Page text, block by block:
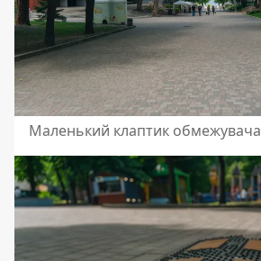
Маленький клаптик обмежувача